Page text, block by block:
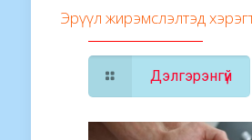
Эрүүл жирэмслэлтэд
Дэлгэрэнгүй